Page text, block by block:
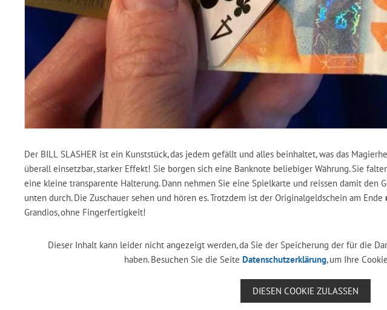
Der BILL SLASHER ist ein Kunststück, das jedem gefällt und alles beinhaltet, was das
überall einsetzbar, starker Effekt! Sie borgen sich eine Banknote beliebiger Währung. Sie
eine kleine transparente Halterung. Dann nehmen Sie eine Spielkarte und reissen damit
unten durch. Die Zuschauer sehen und hören es. Trotzdem ist der Originalgeldschein am Ende
Grandios, ohne Fingerfertigkeit!
Dieser Inhalt kann leider nicht angezeigt werden, da Sie der Speicherung der für die
haben. Besuchen Sie die Seite Datenschutzerklärung, um Ihre
DIESEN COOKIE ZULASSEN